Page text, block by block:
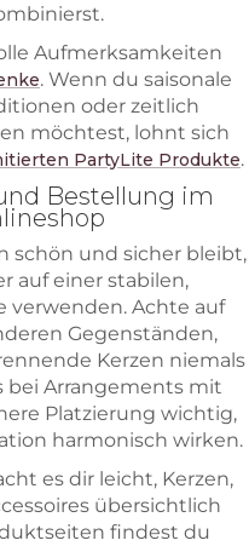
Aufmerksamkeiten
. Wenn du saisonale
oder zeitlich
möchtest, lohnt sich
PartyLite Produkte.
Bestellung im
schön und sicher bleibt,
auf einer stabilen,
verwenden. Achte auf
Gegenständen,
Kerzen niemals
bei Arrangements mit
Platzierung wichtig,
harmonisch wirken.
es dir leicht, Kerzen,
übersichtlich
findest du